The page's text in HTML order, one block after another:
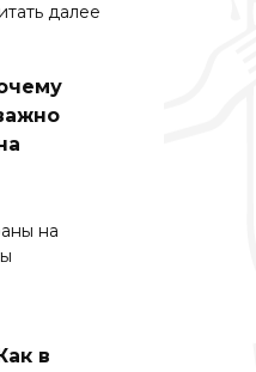
далее
на
в